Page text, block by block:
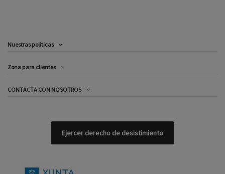
Nuestras políticas
Zona para clientes
CONTACTA CON NOSOTROS
Ejercer derecho de desistimiento